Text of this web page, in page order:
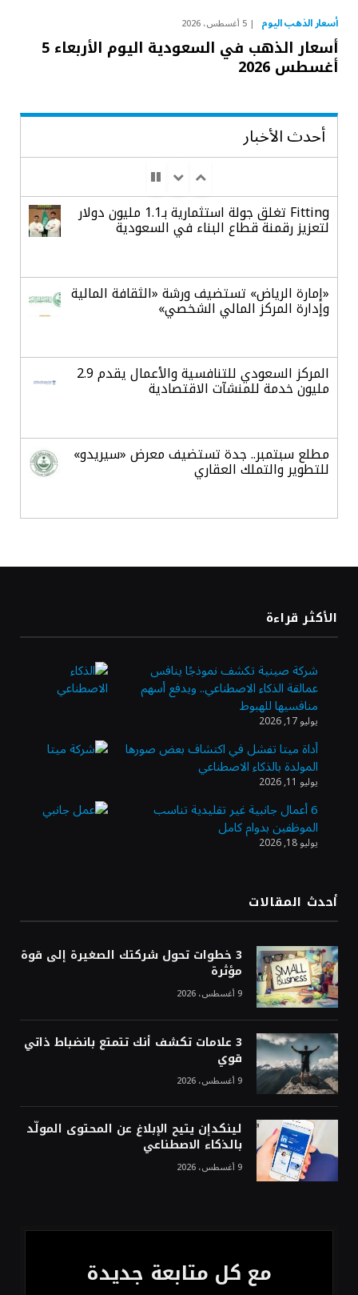
أسعار الذهب اليوم 5 أغسطس، 2026
أسعار الذهب في السعودية اليوم الأربعاء 5
أغسطس 2026
أحدث الأخبار
Fitting تغلق جولة استثمارية بـ1.1 مليون دولار
لتعزيز رقمنة قطاع البناء في السعودية
«إمارة الرياض» تستضيف ورشة «الثقافة المالية
وإدارة المركز المالي الشخصي»
المركز السعودي للتنافسية والأعمال يقدم 2.9
مليون خدمة للمنشآت الاقتصادية
مطلع سبتمبر.. جدة تستضيف معرض «سيريدو»
للتطوير والتملك العقاري
الدولار الأمريكي يستقر قرب أدنى مستوياته
في ستة أسابيع
أسعار الذهب تواصل مكاسبها للجلسة الرابعة
وتسجل أعلى مستوياتها في سبعة أسابيع
أسعار النفط ترتفع وسط ترقب نتائج المحادثات
بشأن مضيق هرمز
«طيران الرياض» يدشن أولى رحلاته إلى مومباي
الأنشطة المالية عابرة الحدود تطوير للبيئة
الاستثمارية
الأكثر قراءة
شركة صينية تكشف نموذجًا ينافس
عمالقة الذكاء الاصطناعي.. ويدفع أسهم
منافسيها للهبوط
يوليو 17, 2026
أداة ميتا تفشل في اكتشاف بعض صورها
المولدة بالذكاء الاصطناعي
يوليو 11, 2026
6 أعمال جانبية غير تقليدية تناسب
الموظفين بدوام كامل
يوليو 18, 2026
أحدث المقالات
3 خطوات تحول شركتك الصغيرة إلى قوة
مؤثرة
9 أغسطس، 2026
3 علامات تكشف أنك تتمتع بانضباط ذاتي
قوي
9 أغسطس، 2026
لينكدإن يتيح الإبلاغ عن المحتوى المولّد
بالذكاء الاصطناعي
9 أغسطس، 2026
مع كل متابعة جديدة